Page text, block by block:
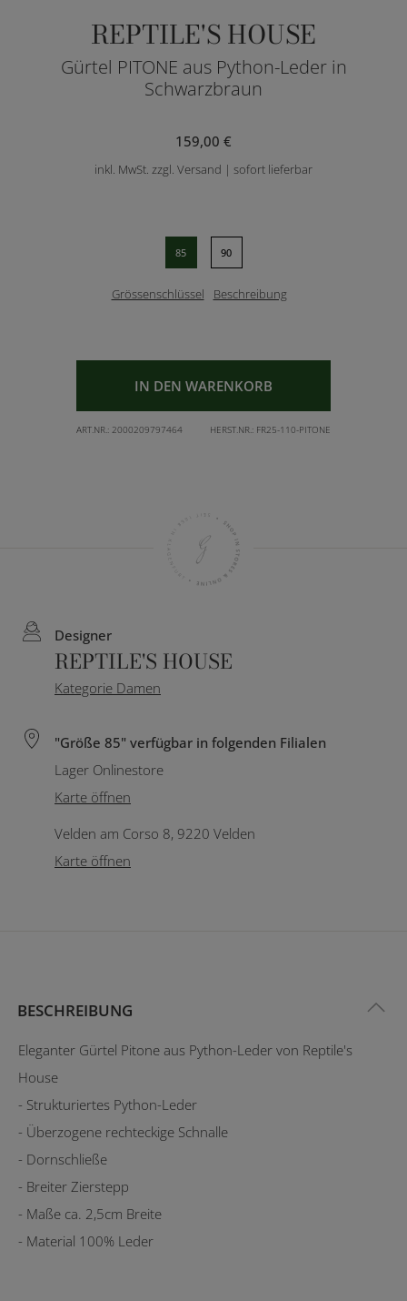
REPTILE'S HOUSE
Gürtel PITONE aus Python-Leder in
Schwarzbraun
159,00 €
inkl. MwSt. zzgl. Versand | sofort lieferbar
85 90
Grössenschlüssel Beschreibung
IN DEN WARENKORB
ART.NR.: 2000209797464 HERST.NR.: FR25-110-PITONE
Designer
REPTILE'S HOUSE
Kategorie Damen
"Größe 85" verfügbar in folgenden Filialen
Lager Onlinestore
Karte öffnen
Velden am Corso 8, 9220 Velden
Karte öffnen
BESCHREIBUNG
Eleganter Gürtel Pitone aus Python-Leder von Reptile's
House
- Strukturiertes Python-Leder
- Überzogene rechteckige Schnalle
- Dornschließe
- Breiter Zierstepp
- Maße ca. 2,5cm Breite
- Material 100% Leder